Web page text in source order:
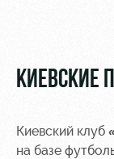
КИЕВСКИЕ
Киевский клуб
на базе